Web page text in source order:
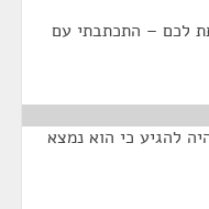
לכם – התכתבתי עם
להגיע כי הוא נמצא